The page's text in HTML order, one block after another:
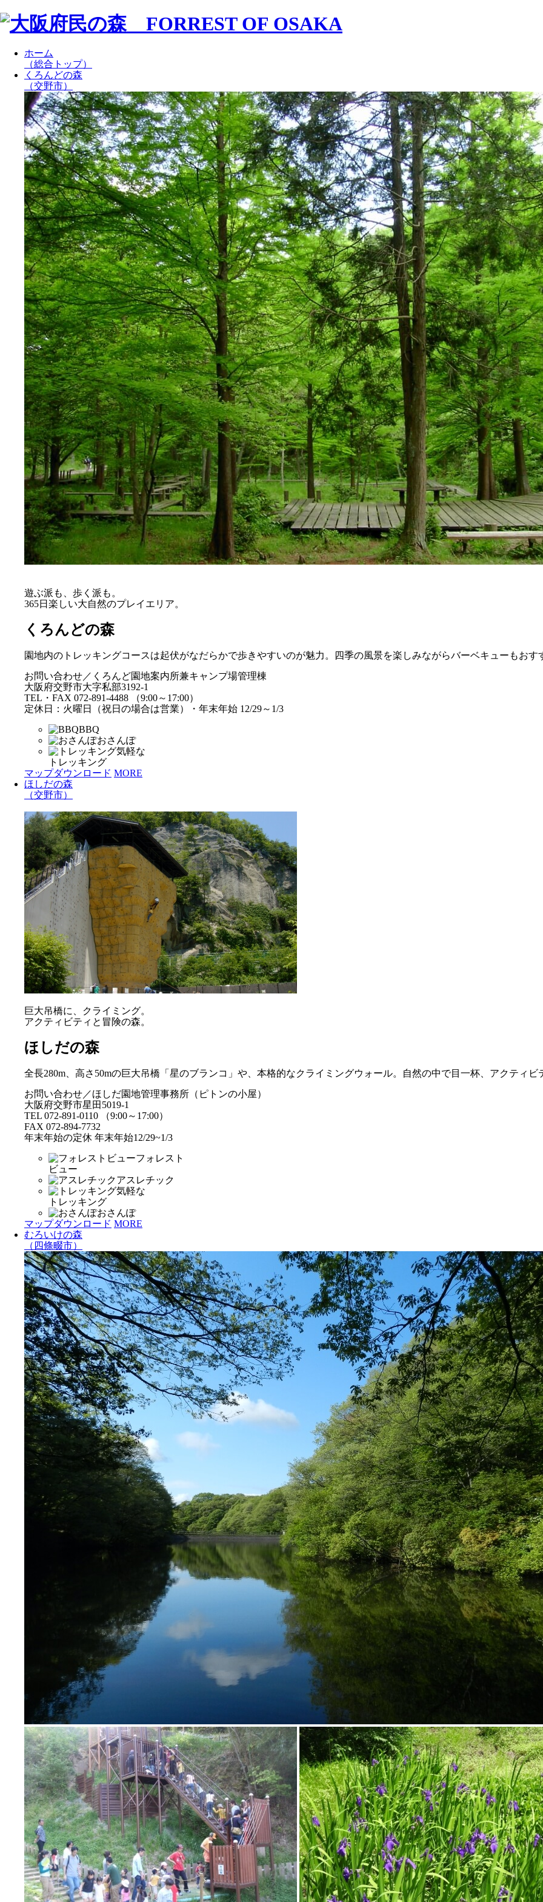
ホーム
（総合トップ）
くろんどの森
（交野市）
遊ぶ派も、歩く派も。
365日楽しい大自然のプレイエリア。
くろんどの森
園地内のトレッキングコースは起伏がなだらかで歩きやすいのが魅力。四季の風景を楽しみながらバーベキューもおす
お問い合わせ／くろんど園地案内所兼キャンプ場管理棟
大阪府交野市大字私部3192-1
TEL・FAX 072-891-4488 （9:00～17:00）
定休日：火曜日（祝日の場合は営業）・年末年始 12/29～1/3
BBQ
おさんぽ
気軽な
トレッキング
マップダウンロード MORE
ほしだの森
（交野市）
巨大吊橋に、クライミング。
アクティビティと冒険の森。
ほしだの森
全長280m、高さ50mの巨大吊橋「星のブランコ」や、本格的なクライミングウォール。自然の中で目一杯、アクティビ
お問い合わせ／ほしだ園地管理事務所（ピトンの小屋）
大阪府交野市星田5019-1
TEL 072-891-0110 （9:00～17:00）
FAX 072-894-7732
年末年始の定休 年末年始12/29~1/3
フォレスト
ビュー
アスレチック
気軽な
トレッキング
おさんぽ
マップダウンロード MORE
むろいけの森
（四條畷市）